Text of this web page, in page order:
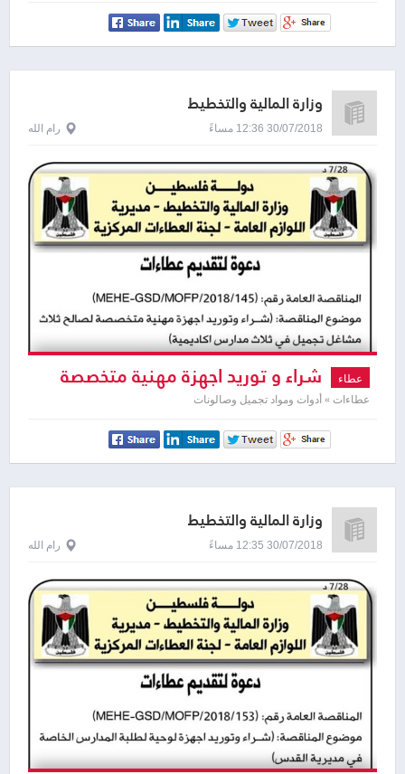
وزارة المالية والتخطيط
30/07/2018 12:36 مساءً رام الله
عطاء شراء و توريد اجهزة مهنية متخصصة
لصالح ثلاث مشاغل تجميل في ثلاث مدارس
اكاديمية
عطاءات » أدوات ومواد تجميل وصالونات
وزارة المالية والتخطيط
30/07/2018 12:35 مساءً رام الله